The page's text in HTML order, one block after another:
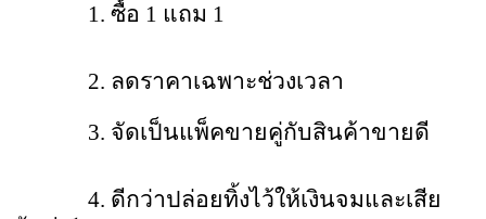
              1. ซื้อ 1 แถม 1
              2. ลดราคาเฉพาะช่วงเวลา
              3. จัดเป็นแพ็คขายคู่กับสินค้าขายดี
              4. ดีกว่าปล่อยทิ้งไว้ให้เงินจมและเสีย